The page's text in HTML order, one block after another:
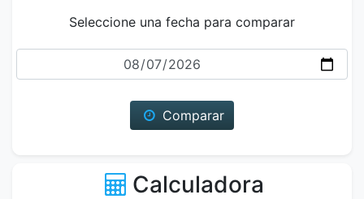
Seleccione una fecha para comparar
Fecha
Comparar
Calculadora